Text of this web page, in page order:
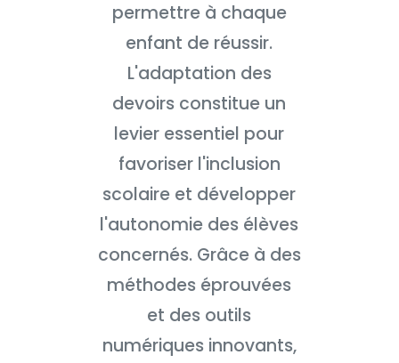
permettre à chaque
enfant de réussir.
L'adaptation des
devoirs constitue un
levier essentiel pour
favoriser l'inclusion
scolaire et développer
l'autonomie des élèves
concernés. Grâce à des
méthodes éprouvées
et des outils
numériques innovants,